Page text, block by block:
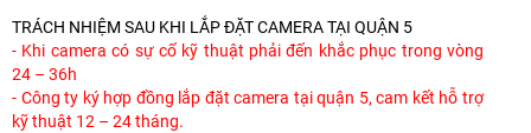
TRÁCH NHIỆM SAU KHI LẮP ĐẶT CAMERA TẠI QUẬN 5
- Khi camera có sự cố kỹ thuật phải đến khắc phục trong vòng
24 – 36h
- Công ty ký hợp đồng lắp đặt camera tại quận 5, cam kết hỗ trợ
kỹ thuật 12 – 24 tháng.